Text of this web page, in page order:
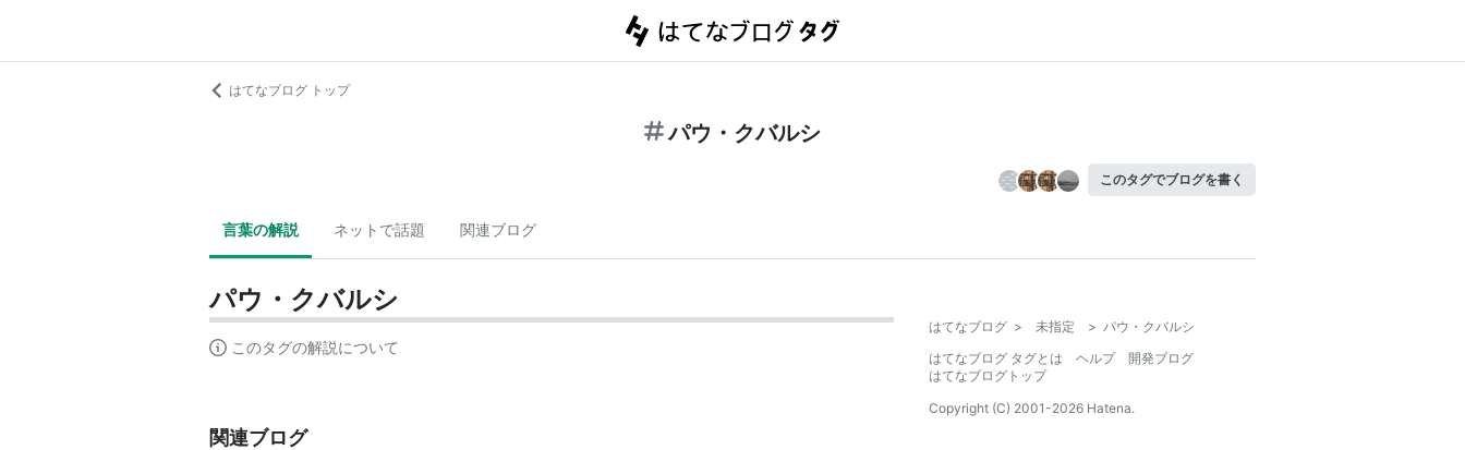
はてなブログ トップ
パウ・クバルシ
このタグでブログを書く
言葉の解説 ネットで話題 関連ブログ
パウ・クバルシ
このタグの解説について
関連ブログ
はてなブログ > 未指定 > パウ・クバルシ
はてなブログ タグとは
ヘルプ
開発ブログ
はてなブログトップ
Copyright (C) 2001-2026 Hatena.